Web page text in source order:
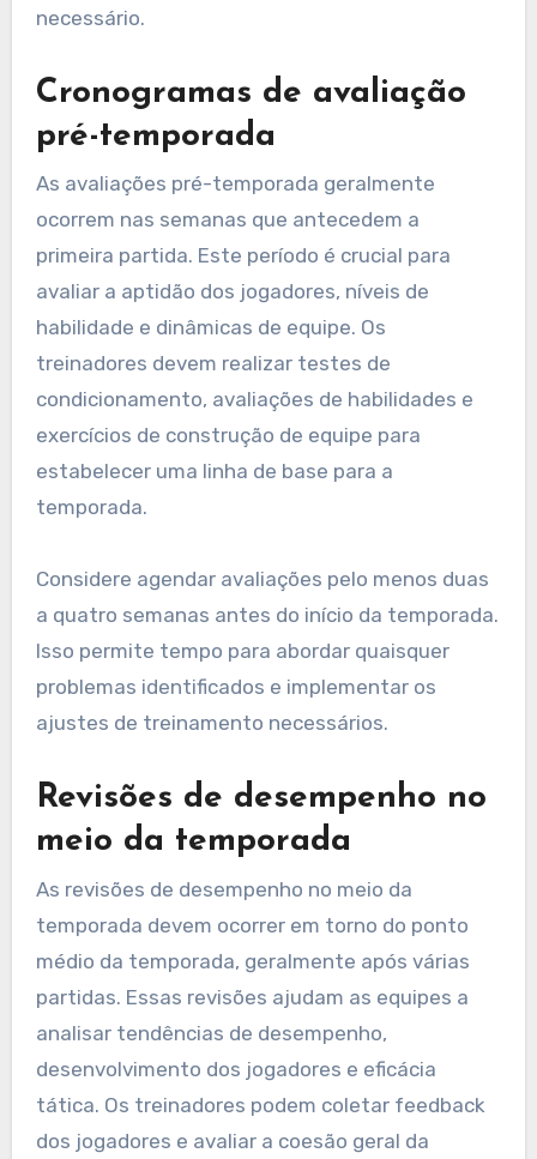
necessário.
Cronogramas de avaliação
pré-temporada
As avaliações pré-temporada geralmente
ocorrem nas semanas que antecedem a
primeira partida. Este período é crucial para
avaliar a aptidão dos jogadores, níveis de
habilidade e dinâmicas de equipe. Os
treinadores devem realizar testes de
condicionamento, avaliações de habilidades e
exercícios de construção de equipe para
estabelecer uma linha de base para a
temporada.
Considere agendar avaliações pelo menos duas
a quatro semanas antes do início da temporada.
Isso permite tempo para abordar quaisquer
problemas identificados e implementar os
ajustes de treinamento necessários.
Revisões de desempenho no
meio da temporada
As revisões de desempenho no meio da
temporada devem ocorrer em torno do ponto
médio da temporada, geralmente após várias
partidas. Essas revisões ajudam as equipes a
analisar tendências de desempenho,
desenvolvimento dos jogadores e eficácia
tática. Os treinadores podem coletar feedback
dos jogadores e avaliar a coesão geral da